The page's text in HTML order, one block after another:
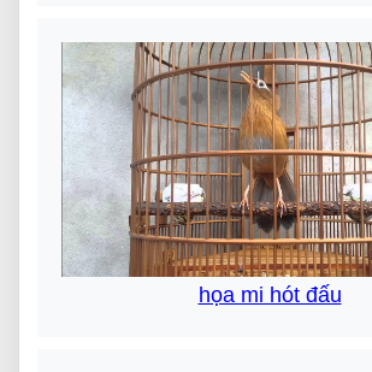
họa mi hót đấu